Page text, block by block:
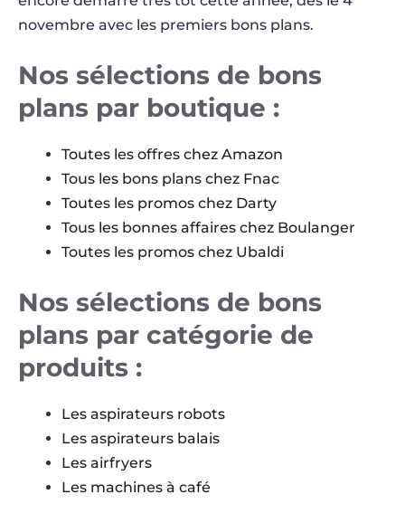
novembre avec les premiers bons plans.
Nos sélections de bons
plans par boutique :
Toutes les offres chez Amazon
Tous les bons plans chez Fnac
Toutes les promos chez Darty
Tous les bonnes affaires chez Boulanger
Toutes les promos chez Ubaldi
Nos sélections de bons
plans par catégorie de
produits :
Les aspirateurs robots
Les aspirateurs balais
Les airfryers
Les machines à café